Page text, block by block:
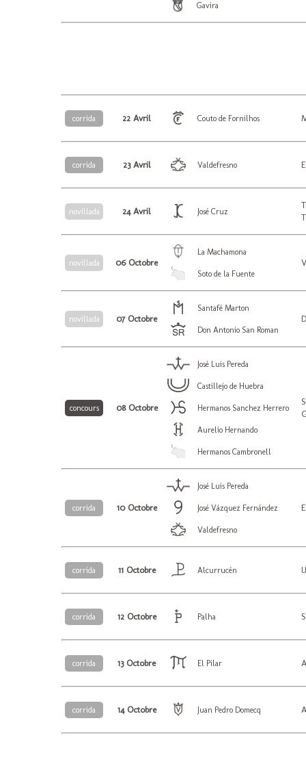
Gavira
corrida 22 Avril Couto de Fornilhos
corrida 23 Avril Valdefresno
novillada 24 Avril José Cruz
novillada 06 Octobre
La Machamona
Soto de la Fuente
novillada 07 Octobre
Santafé Marton
Don Antonio San Roman
concours 08 Octobre
José Luis Pereda
Castillejo de Huebra
Hermanos Sanchez Herrero
Aurelio Hernando
Hermanos Cambronell
corrida 10 Octobre
José Luis Pereda
José Vázquez Fernández
Valdefresno
corrida 11 Octobre Alcurrucén
corrida 12 Octobre Palha
corrida 13 Octobre El Pilar
corrida 14 Octobre Juan Pedro Domecq